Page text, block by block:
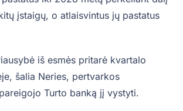
įstaigų, o atlaisvintus jų pastatus
iš esmės pritarė kvartalo
šalia Neries, pertvarkos
Turto banką jį vystyti.